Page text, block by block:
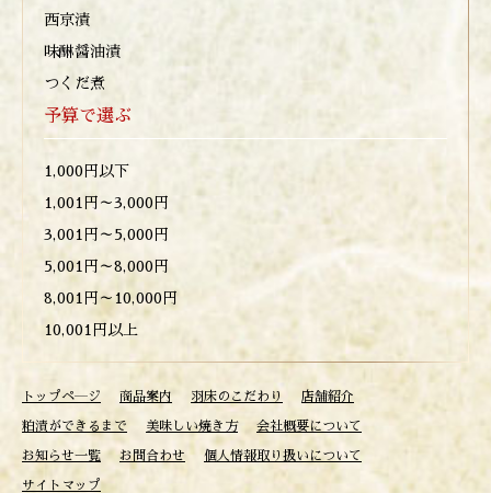
西京漬
味醂醤油漬
つくだ煮
予算で選ぶ
1,000円以下
1,001円～3,000円
3,001円～5,000円
5,001円～8,000円
8,001円～10,000円
10,001円以上
トップペ―ジ 商品案内 羽床のこだわり 店舗紹介
粕漬ができるまで 美味しい焼き方 会社概要について
お知らせ一覧 お問合わせ 個人情報取り扱いについて
サイトマップ